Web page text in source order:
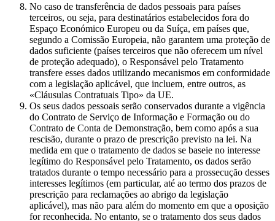
No caso de transferência de dados pessoais para países
terceiros, ou seja, para destinatários estabelecidos fora do
Espaço Económico Europeu ou da Suíça, em países que,
segundo a Comissão Europeia, não garantem uma proteção de
dados suficiente (países terceiros que não oferecem um nível
de proteção adequado), o Responsável pelo Tratamento
transfere esses dados utilizando mecanismos em conformidade
com a legislação aplicável, que incluem, entre outros, as
«Cláusulas Contratuais Tipo» da UE.
Os seus dados pessoais serão conservados durante a vigência
do Contrato de Serviço de Informação e Formação ou do
Contrato de Conta de Demonstração, bem como após a sua
rescisão, durante o prazo de prescrição previsto na lei. Na
medida em que o tratamento de dados se baseie no interesse
legítimo do Responsável pelo Tratamento, os dados serão
tratados durante o tempo necessário para a prossecução desses
interesses legítimos (em particular, até ao termo dos prazos de
prescrição para reclamações ao abrigo da legislação
aplicável), mas não para além do momento em que a oposição
for reconhecida. No entanto, se o tratamento dos seus dados